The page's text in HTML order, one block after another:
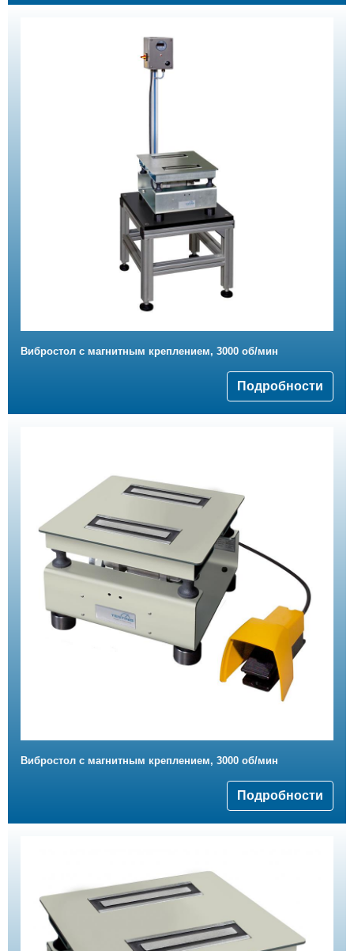
Вибростол с магнитным креплением, 3000 об/мин
Подробности
Вибростол с магнитным креплением, 3000 об/мин
Подробности